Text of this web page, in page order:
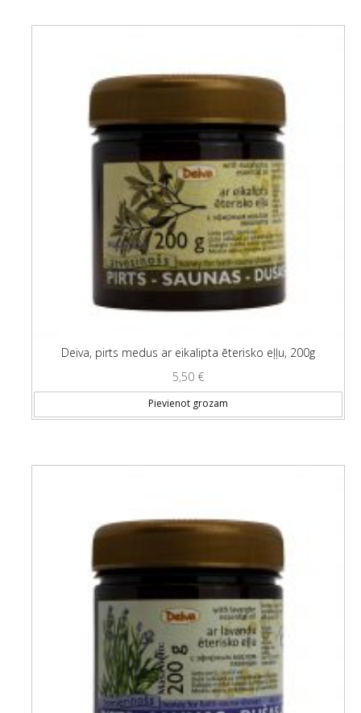
Deiva, pirts medus ar eikalipta ēterisko eļļu, 200g
5,50 €
Pievienot grozam